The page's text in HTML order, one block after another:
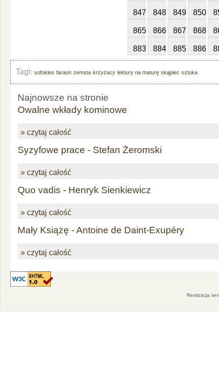
847 848 849 850
865 866 867 868
883 884 885 886
Tagi: sofokles faraon zemsta krzyżacy lektury na maturę skąpiec sztuka
Najnowsze na stronie
Owalne wkłady kominowe
» czytaj całość
Syzyfowe prace - Stefan Żeromski
» czytaj całość
Quo vadis - Henryk Sienkiewicz
» czytaj całość
Mały Książę - Antoine de Daint-Exupéry
» czytaj całość
Realizacja